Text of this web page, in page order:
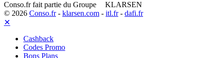
Conso.fr fait partie du Groupe
KLARSEN
© 2026 Conso.fr- klarsen.com - itl.fr- dafi.fr
✕
Cashback
Codes Promo
Bons Plans